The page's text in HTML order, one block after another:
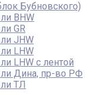
Бубновского)
BHW
GR
JHW
LHW
LHW c лентой
Дина, пр-во РФ
ТЛ